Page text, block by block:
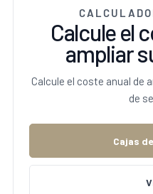
Calcule el
ampliar
Calcule el coste anual de
de
Cajas